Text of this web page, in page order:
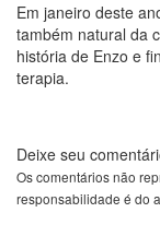
Em janeiro deste
também natural da
história de Enzo e
terapia.
Deixe seu
Os comentários não
responsabilidade é do